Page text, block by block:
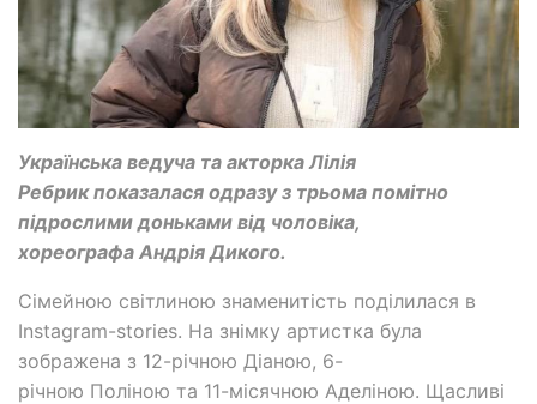
Українська ведуча та акторка Лілія
Ребрик показалася одразу з трьома помітно
підрослими доньками від чоловіка,
хореографа Андрія Дикого.
Сімейною світлиною знаменитість поділилася в
Instagram-stories. На знімку артистка була
зображена з 12-річною Діаною, 6-
річною Поліною та 11-місячною Аделіною. Щасливі